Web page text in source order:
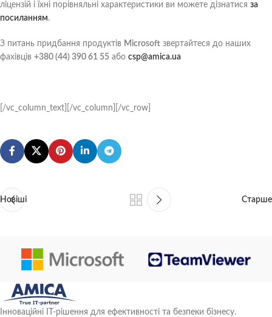
ліцензій і їхні порівняльні характеристики ви можете дізнатися за
посиланням.
З питань придбання продуктів Microsoft звертайтеся до наших
фахівців +380 (44) 390 61 55 або csp@amica.ua
[/vc_column_text][/vc_column][/vc_row]
Новіші Старше
Інноваційні ІТ-рішення для ефективності та безпеки бізнесу.